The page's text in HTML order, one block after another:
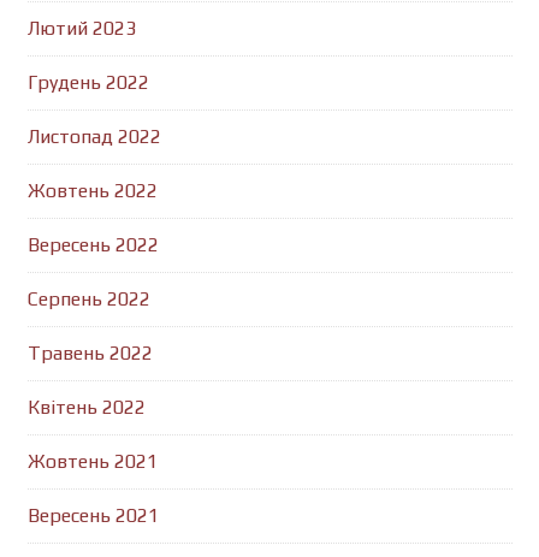
Лютий 2023
Грудень 2022
Листопад 2022
Жовтень 2022
Вересень 2022
Серпень 2022
Травень 2022
Квітень 2022
Жовтень 2021
Вересень 2021